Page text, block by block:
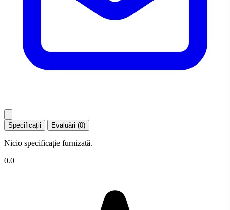
Specificații Evaluări (0)
Nicio specificație furnizată.
0.0